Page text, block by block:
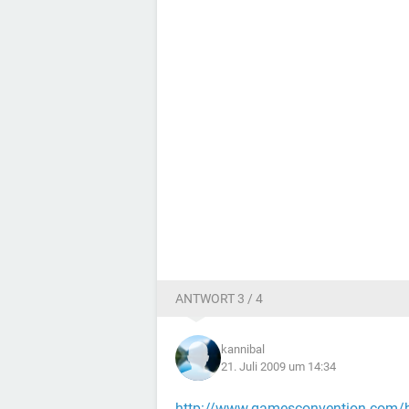
ANTWORT 3 / 4
kannibal
21. Juli 2009 um 14:34